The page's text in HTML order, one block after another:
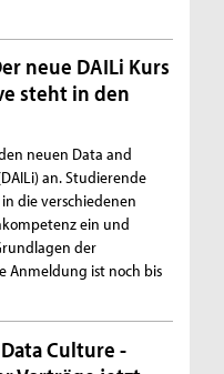
neue DAILi Kurs
steht in den
neuen Data and
an. Studierende
die verschiedenen
ein und
der
Anmeldung ist noch bis
Culture -